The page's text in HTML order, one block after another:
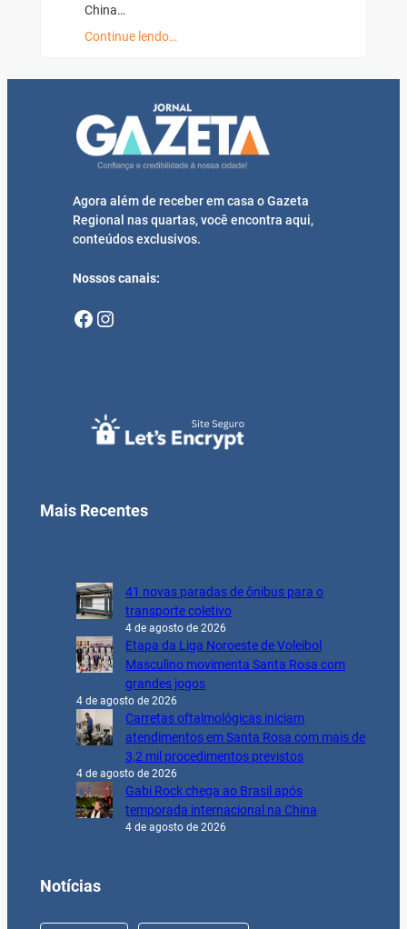
China…
Continue lendo…
Agora além de receber em casa o Gazeta
Regional nas quartas, você encontra aqui,
conteúdos exclusivos.
Nossos canais:
Facebook Instagram
Mais Recentes
41 novas paradas de ônibus para o
transporte coletivo
4 de agosto de 2026
Etapa da Liga Noroeste de Voleibol
Masculino movimenta Santa Rosa com
grandes jogos
4 de agosto de 2026
Carretas oftalmológicas iniciam
atendimentos em Santa Rosa com mais de
3,2 mil procedimentos previstos
4 de agosto de 2026
Gabi Rock chega ao Brasil após
temporada internacional na China
4 de agosto de 2026
Notícias